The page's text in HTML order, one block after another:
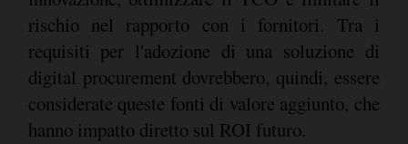
rischio nel rapporto con i fornitori. Tra i
requisiti per l'adozione di una soluzione di
digital procurement dovrebbero, quindi, essere
considerate queste fonti di valore aggiunto, che
hanno impatto diretto sul ROI futuro.